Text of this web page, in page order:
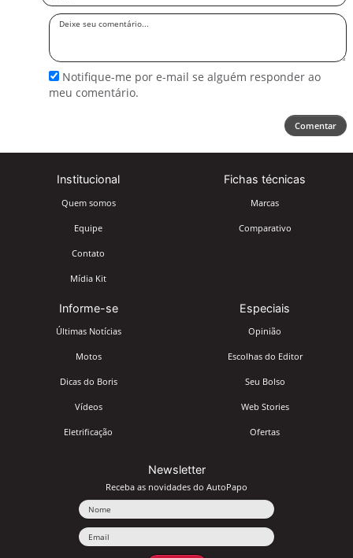
Deixe
Notifique-me por e-mail se alguém responder ao
meu comentário.
Comentar
Institucional
Quem somos
Equipe
Contato
Mídia Kit
Fichas técnicas
Marcas
Comparativo
Informe-se
Últimas Notícias
Motos
Dicas do Boris
Vídeos
Eletrificação
Especiais
Opinião
Escolhas do Editor
Seu Bolso
Web Stories
Ofertas
Newsletter
Receba as novidades do AutoPapo